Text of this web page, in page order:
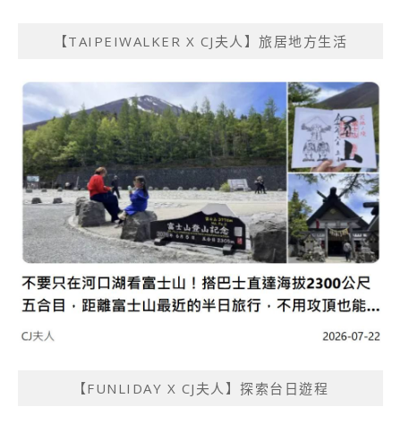
【TAIPEIWALKER X CJ夫人】旅居地方生活
【FUNLIDAY X CJ夫人】探索台日遊程